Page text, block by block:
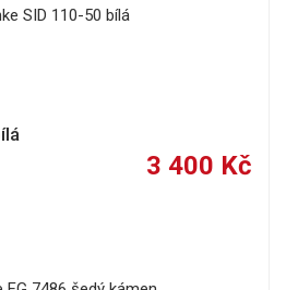
3 400 Kč